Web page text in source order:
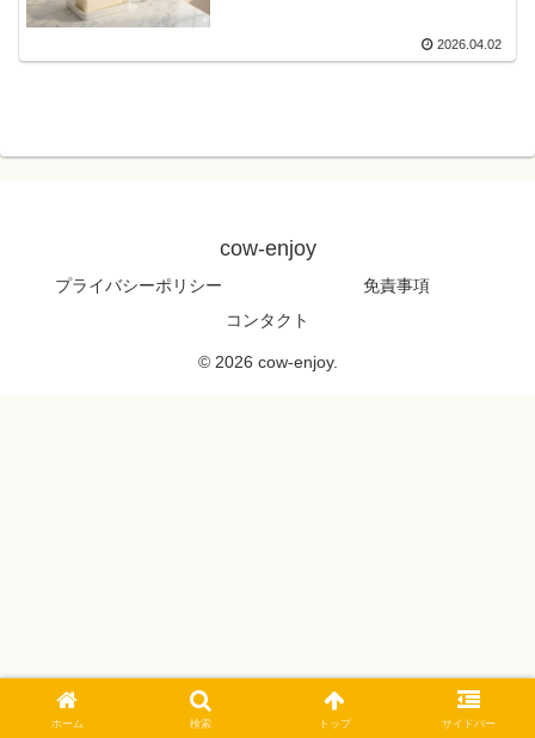
2026.04.02
cow-enjoy
プライバシーポリシー
免責事項
コンタクト
© 2026 cow-enjoy.
ホーム 検索 トップ サイドバー